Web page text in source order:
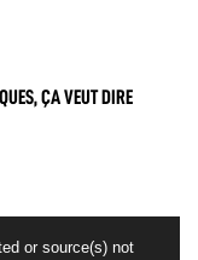
ÇA VEUT DIRE
or source(s) not